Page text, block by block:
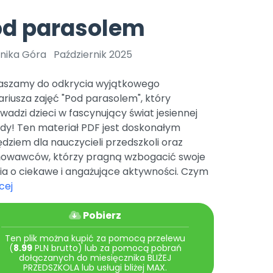
Archiwalne numery
Pomoc
Nowości
Polecamy
Promocje
czerwca 2024 r. uzyskała
r. Nr decyzji:
Online.
Bliżej Pieska
Pomoc zwierzętom
TikTok
Zobacz nas na TikToku
YouTube
Filmy edukacyjne
parasolem
Góra Październik 2025
do odkrycia wyjątkowego
zajęć "Pod parasolem", który
dzieci w fascynujący świat jesiennej
Ten materiał PDF jest doskonałym
dla nauczycieli przedszkoli oraz
którzy pragną wzbogacić swoje
o ciekawe i angażujące aktywności. Czym
Pobierz
Ten plik można kupić za pomocą przelewu
(8.99PLN brutto) lub za pomocą pobrań
dołączanych do miesięcznika BLIŻEJ
PRZEDSZKOLA lub usługi bliżej MAX.